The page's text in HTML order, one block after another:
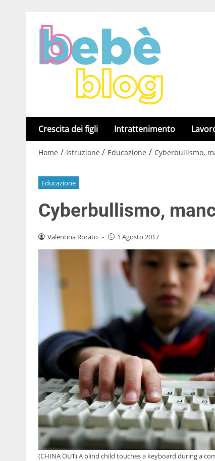
Crescita dei figli Intrattenimento
Home / Istruzione / Educazione / Cyberbullismo,
Educazione
Cyberbullismo,
Valentina Rorato - 1 Agosto 2017
(CHINA OUT) A blind child touches a keyboard during a